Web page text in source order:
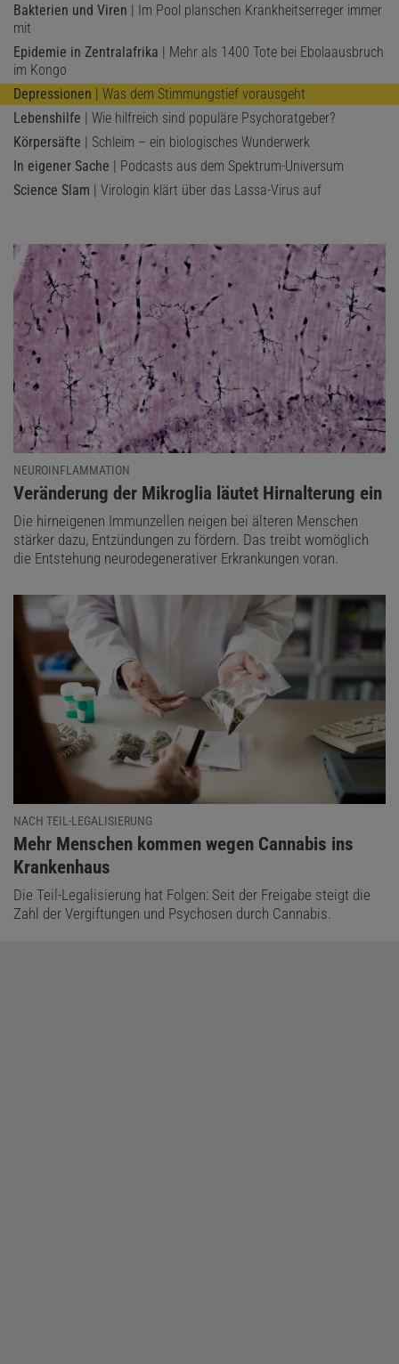
Bakterien und Viren | Im Pool planschen Krankheitserreger immer
mit
Epidemie in Zentralafrika | Mehr als 1400 Tote bei Ebolaausbruch
im Kongo
Depressionen | Was dem Stimmungstief vorausgeht
Lebenshilfe | Wie hilfreich sind populäre Psychoratgeber?
Körpersäfte | Schleim – ein biologisches Wunderwerk
In eigener Sache | Podcasts aus dem Spektrum-Universum
Science Slam | Virologin klärt über das Lassa-Virus auf
NEUROINFLAMMATION
:
Veränderung der Mikroglia läutet Hirnalterung ein
Die hirneigenen Immunzellen neigen bei älteren Menschen
stärker dazu, Entzündungen zu fördern. Das treibt womöglich
die Entstehung neurodegenerativer Erkrankungen voran.
NACH TEIL-LEGALISIERUNG
:
Mehr Menschen kommen wegen Cannabis ins
Krankenhaus
Die Teil-Legalisierung hat Folgen: Seit der Freigabe steigt die
Zahl der Vergiftungen und Psychosen durch Cannabis.